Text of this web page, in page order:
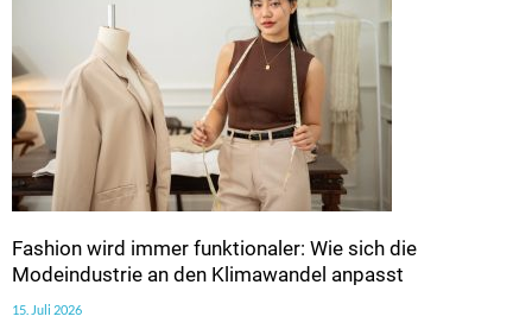
Fashion wird immer funktionaler: Wie sich die
Modeindustrie an den Klimawandel anpasst
15. Juli 2026